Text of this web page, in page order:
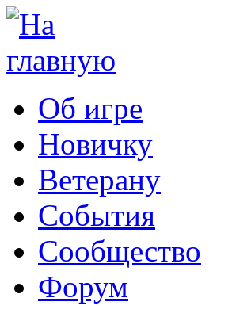
Об игре
Новичку
Ветерану
События
Сообщество
Форум